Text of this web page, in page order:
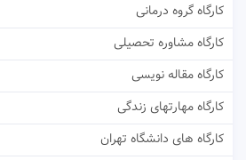
کارگاه گروه درمانی
کارگاه مشاوره تحصیلی
کارگاه مقاله نویسی
کارگاه مهارتهای زندگی
کارگاه های دانشگاه تهران